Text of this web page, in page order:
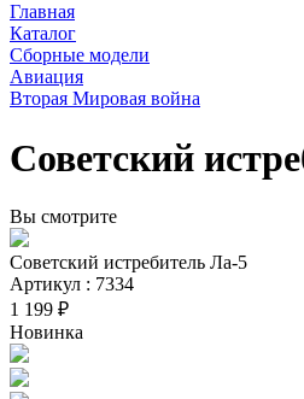
Главная
Каталог
Сборные модели
Авиация
Вторая Мировая война
Советский
Вы смотрите
Советский истребитель Ла-5
Артикул : 7334
1 199 ₽
Новинка